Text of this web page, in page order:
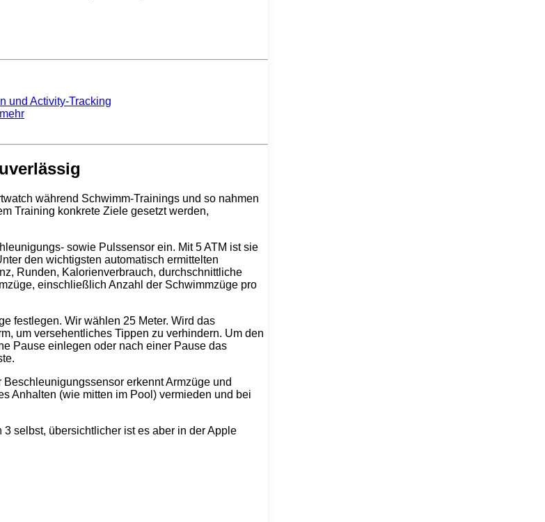
und Activity-Tracking
während Schwimm-Trainings und so nahmen
Training konkrete Ziele gesetzt werden,
sowie Pulssensor ein. Mit 5 ATM ist sie
den wichtigsten automatisch ermittelten
Runden, Kalorienverbrauch, durchschnittliche
einschließlich Anzahl der Schwimmzüge pro
festlegen. Wir wählen 25 Meter. Wird das
um versehentliches Tippen zu verhindern. Um den
Pause einlegen oder nach einer Pause das
erkennt Armzüge und
Anhalten (wie mitten im Pool) vermieden und bei
selbst, übersichtlicher ist es aber in der Apple